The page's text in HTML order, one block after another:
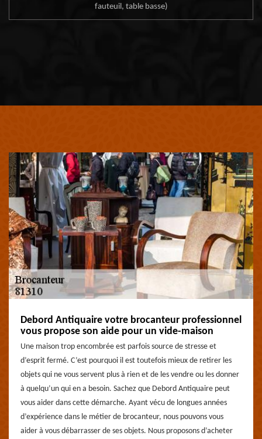
fauteuil, table basse)
Debord Antiquaire votre brocanteur professionnel
vous propose son aide pour un vide-maison
Une maison trop encombrée est parfois source de stresse et
d’esprit fermé. C’est pourquoi il est toutefois mieux de retirer les
objets qui ne vous servent plus à rien et de les vendre ou les donner
à quelqu’un qui en a besoin. Sachez que Debord Antiquaire peut
vous aider dans cette démarche. Ayant vécu de longues années
d’expérience dans le métier de brocanteur, nous pouvons vous
aider à vous débarrasser de ses objets. Nous proposons d’acheter